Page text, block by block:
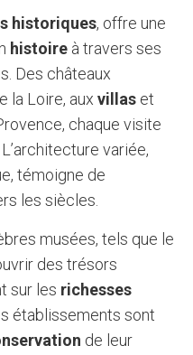
historiques, offre une
histoire à travers ses
Des châteaux
la Loire, aux villas et
chaque visite
variée,
témoigne de
les siècles.
musées, tels que le
des trésors
sur les richesses
établissements sont
de leur